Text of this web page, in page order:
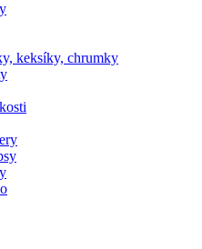
keksíky, chrumky